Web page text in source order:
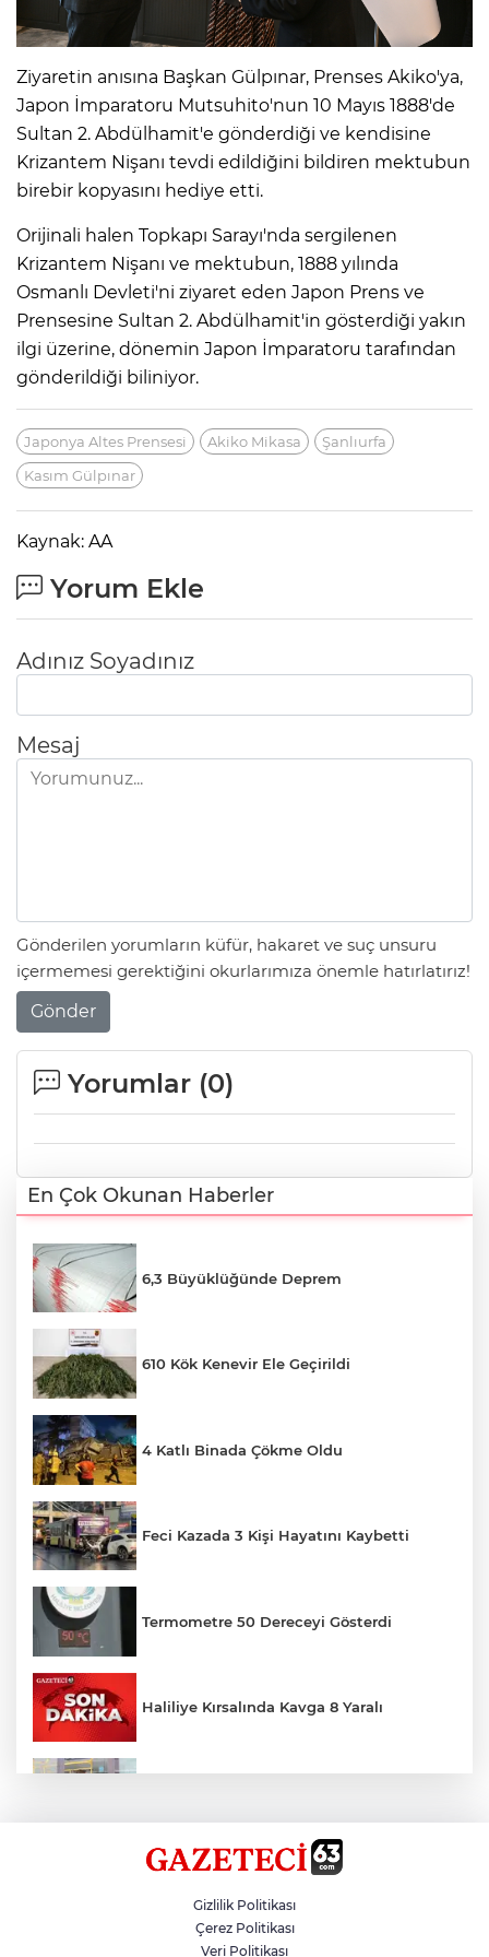
Ziyaretin anısına Başkan Gülpınar, Prenses Akiko'ya,
Japon İmparatoru Mutsuhito'nun 10 Mayıs 1888'de
Sultan 2. Abdülhamit'e gönderdiği ve kendisine
Krizantem Nişanı tevdi edildiğini bildiren mektubun
birebir kopyasını hediye etti.
Orijinali halen Topkapı Sarayı'nda sergilenen
Krizantem Nişanı ve mektubun, 1888 yılında
Osmanlı Devleti'ni ziyaret eden Japon Prens ve
Prensesine Sultan 2. Abdülhamit'in gösterdiği yakın
ilgi üzerine, dönemin Japon İmparatoru tarafından
gönderildiği biliniyor.
Japonya Altes Prensesi Akiko Mikasa
Şanlıurfa
Kasım Gülpınar
Kaynak: AA
Yorum Ekle
Adınız Soyadınız
Mesaj
Gönderilen yorumların küfür, hakaret ve suç unsuru
içermemesi gerektiğini okurlarımıza önemle hatırlatırız!
Gönder
Yorumlar (0)
En Çok Okunan Haberler
6,3 Büyüklüğünde Deprem
610 Kök Kenevir Ele Geçirildi
4 Katlı Binada Çökme Oldu
Feci Kazada 3 Kişi Hayatını Kaybetti
Termometre 50 Dereceyi Gösterdi
Haliliye Kırsalında Kavga 8 Yaralı
Hikmet Başak’tan Ulaşım Çalışması
Gizlilik Politikası
Çerez Politikası
Veri Politikası